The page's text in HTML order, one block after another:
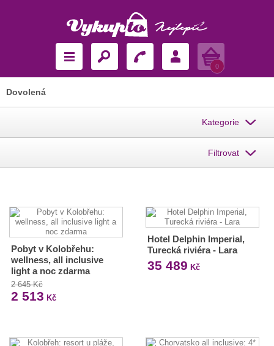
Košík
0
Dovolená
Kategorie
Filtrovat
Pobyt v Kolobřehu:
wellness, all inclusive
light a noc zdarma
2 645 Kč
2 513 Kč
Hotel Delphin Imperial,
Turecká riviéra - Lara
35 489 Kč